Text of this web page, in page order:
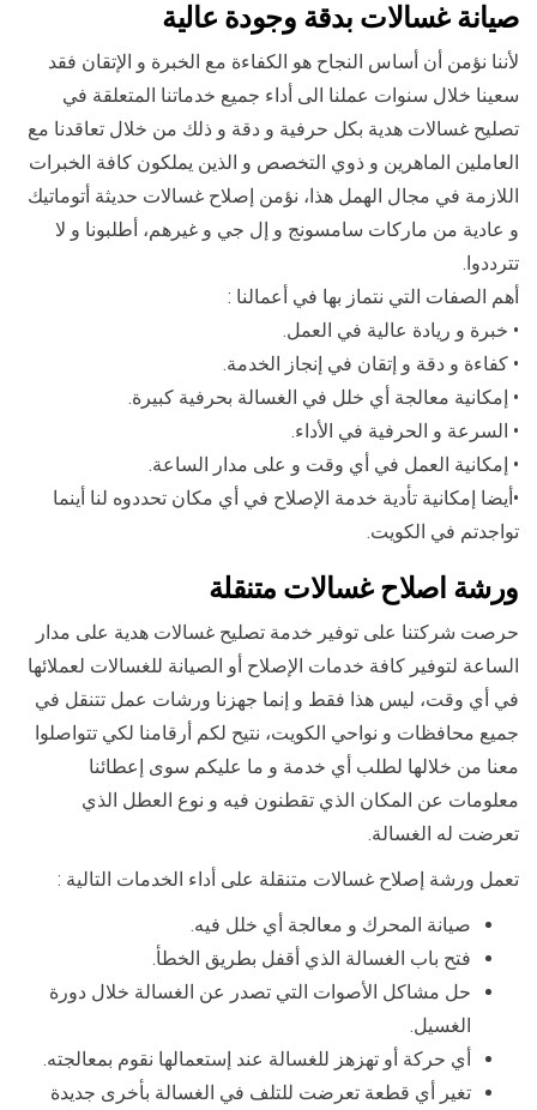
صيانة غسالات بدقة وجودة عالية
لأننا نؤمن أن أساس النجاح هو الكفاءة مع الخبرة و الإتقان فقد
سعينا خلال سنوات عملنا الى أداء جميع خدماتنا المتعلقة في
تصليح غسالات هدية بكل حرفية و دقة و ذلك من خلال تعاقدنا مع
العاملين الماهرين و ذوي التخصص و الذين يملكون كافة الخبرات
اللازمة في مجال الهمل هذا، نؤمن إصلاح غسالات حديثة أتوماتيك
و عادية من ماركات سامسونج و إل جي و غيرهم، أطلبونا و لا
تترددوا.
أهم الصفات التي نتماز بها في أعمالنا :
• خبرة و ريادة عالية في العمل.
• كفاءة و دقة و إتقان في إنجاز الخدمة.
• إمكانية معالجة أي خلل في الغسالة بحرفية كبيرة.
• السرعة و الحرفية في الأداء.
• إمكانية العمل في أي وقت و على مدار الساعة.
•أيضا إمكانية تأدية خدمة الإصلاح في أي مكان تحددوه لنا أينما
تواجدتم في الكويت.
ورشة اصلاح غسالات متنقلة
حرصت شركتنا على توفير خدمة تصليح غسالات هدية على مدار
الساعة لتوفير كافة خدمات الإصلاح أو الصيانة للغسالات لعملائها
في أي وقت، ليس هذا فقط و إنما جهزنا ورشات عمل تتنقل في
جميع محافظات و نواحي الكويت، نتيح لكم أرقامنا لكي تتواصلوا
معنا من خلالها لطلب أي خدمة و ما عليكم سوى إعطائنا
معلومات عن المكان الذي تقطنون فيه و نوع العطل الذي
تعرضت له الغسالة.
تعمل ورشة إصلاح غسالات متنقلة على أداء الخدمات التالية :
صيانة المحرك و معالجة أي خلل فيه.
فتح باب الغسالة الذي أقفل بطريق الخطأ.
حل مشاكل الأصوات التي تصدر عن الغسالة خلال دورة
الغسيل.
أي حركة أو تهزهز للغسالة عند إستعمالها نقوم بمعالجته.
تغير أي قطعة تعرضت للتلف في الغسالة بأخرى جديدة